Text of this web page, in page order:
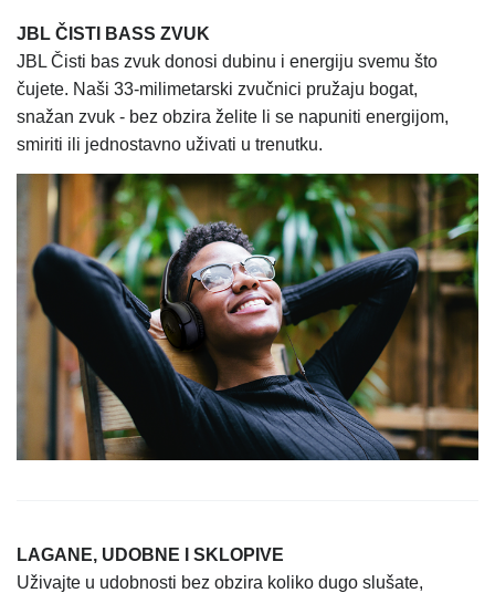
JBL ČISTI BASS ZVUK
JBL Čisti bas zvuk donosi dubinu i energiju svemu što
čujete. Naši 33-milimetarski zvučnici pružaju bogat,
snažan zvuk - bez obzira želite li se napuniti energijom,
smiriti ili jednostavno uživati ​​u trenutku.
LAGANE, UDOBNE I SKLOPIVE
Uživajte u udobnosti bez obzira koliko dugo slušate,